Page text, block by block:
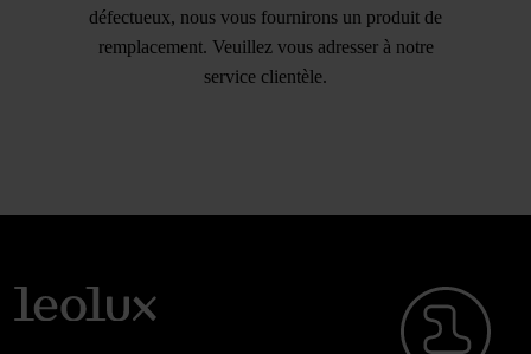
défectueux, nous vous fournirons un produit de
remplacement. Veuillez vous adresser à notre
service clientèle.